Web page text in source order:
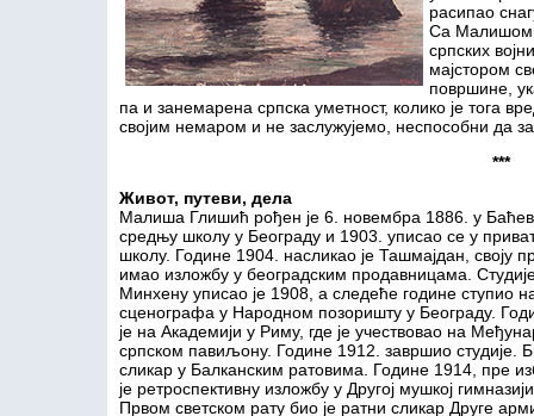
расипао
Са Малишом
српских
мајстором
површине,
па и занемарена српска уметност, колико је тога
својим немаром и не заслужујемо, неспособни да
***
Живот, путеви, дела
Малиша Глишић рођен је 6. новембра 1886. у
средњу школу у Београду и 1903. уписао се у
школу. Године 1904. насликао је Ташмајдан, своју
имао изложбу у београдским продавницама.
Минхену уписао је 1908, а следеће године ступио
сценографа у Народном позоришту у Београду.
је на Академији у Риму, где је учествовао на
српском павиљону. Године 1912. завршио студије.
сликар у Балканским ратовима. Године 1914, пре
је ретроспективну изложбу у Другој мушкој
Првом светском рату био је ратни сликар Друге